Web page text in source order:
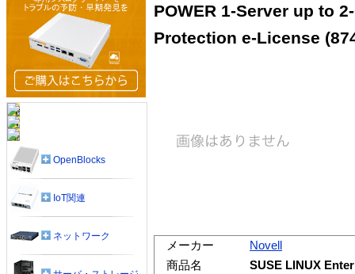
POWER 1-Server up to
Protection e-License
メーカー
Novell
商品名
SUSE LINUX
OpenBlocks
IoT関連
ネットワーク